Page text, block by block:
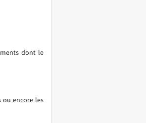
dont le
ou encore les